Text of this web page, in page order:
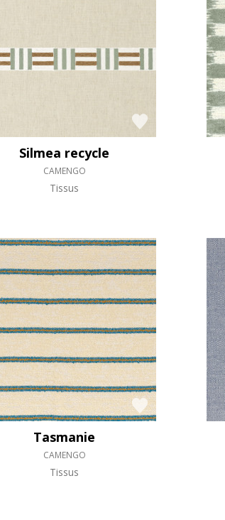
Silmea recycle
CAMENGO
Tissus
Tasmanie
CAMENGO
Tissus